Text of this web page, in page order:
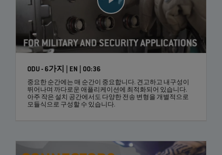
ODU - 6가지 | EN | 00:36
중요한 순간에는 매 순간이 중요합니다. 견고하고 내구성이
뛰어나며 까다로운 애플리케이션에 최적화되어 있습니다.
아주 작은 설치 공간에서도 다양한 전송 변형을 개별적으로
모듈식으로 구성할 수 있습니다.